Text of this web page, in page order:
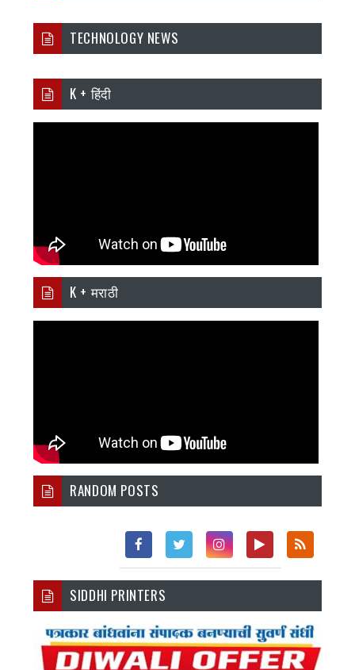
TECHNOLOGY NEWS
K + हिंदी
K + मराठी
RANDOM POSTS
Fac
Ebo
Ok
Twi
Inst
Am
You
E
SIDDHI PRINTERS